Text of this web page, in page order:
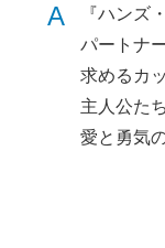
A
『ハンズ
パートナ
求めるカ
主人公た
愛と勇気